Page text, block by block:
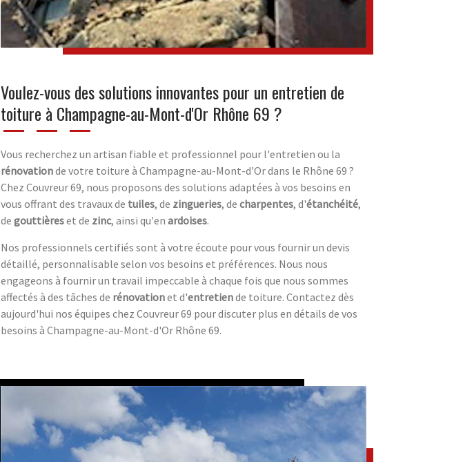
Voulez-vous des solutions innovantes pour un entretien de
toiture à Champagne-au-Mont-d'Or Rhône 69 ?
Vous recherchez un artisan fiable et professionnel pour l'entretien ou la
rénovationde votre toiture à Champagne-au-Mont-d'Or dans le Rhône 69 ?
Chez Couvreur 69, nous proposons des solutions adaptées à vos besoins en
vous offrant des travaux de tuiles, de zingueries, de charpentes, d'étanchéité,
de gouttièreset de zinc, ainsi qu'en ardoises.
Nos professionnels certifiés sont à votre écoute pour vous fournir un devis
détaillé, personnalisable selon vos besoins et préférences. Nous nous
engageons à fournir un travail impeccable à chaque fois que nous sommes
affectés à des tâches de rénovationet d'entretiende toiture. Contactez dès
aujourd'hui nos équipes chez Couvreur 69 pour discuter plus en détails de vos
besoins à Champagne-au-Mont-d'Or Rhône 69.